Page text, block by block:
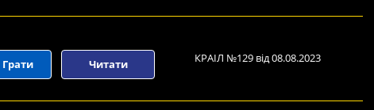
Грати Читати КРАІЛ №129 від 08.08.2023